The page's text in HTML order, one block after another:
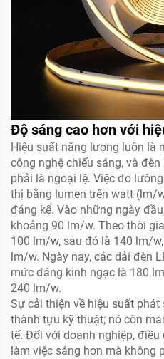
Độ sáng cao hơn với
Hiệu suất năng lượng luôn là
công nghệ chiếu sáng, và
phải là ngoại lệ. Việc đo
thị bằng lumen trên watt (lm/
đáng kể. Vào những ngày
khoảng 90 lm/w. Theo thời
100 lm/w, sau đó là 140 lm/
lm/w. Ngày nay, các dải đèn
mức đáng kinh ngạc là 180
240 lm/w.
Sự cải thiện về hiệu suất
thành tựu kỹ thuật; nó còn
tế. Đối với doanh nghiệp,
làm việc sáng hơn mà không